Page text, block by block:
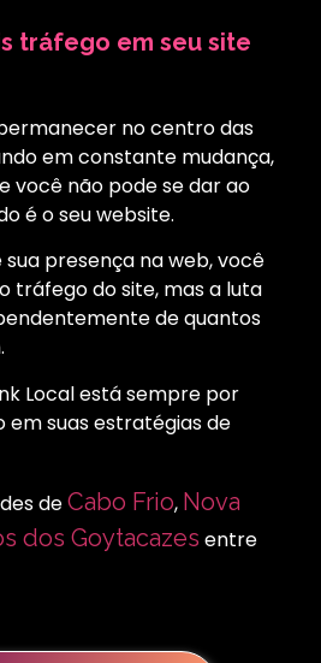
tráfego em seu site
no centro das
em constante mudança,
você não pode se dar ao
é o seu website.
presença na web, você
tráfego do site, mas a luta
de quantos
Local está sempre por
suas estratégias de
deCabo Frio, Nova
dos Goytacazes entre